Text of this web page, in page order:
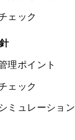
ェック
理ポイント
ェック
ミュレーション